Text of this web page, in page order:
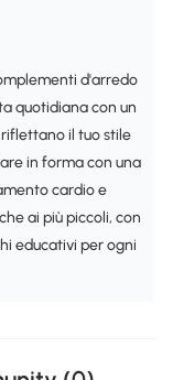
d'arredo
quotidiana con un
il tuo stile
in forma con una
cardio e
ai più piccoli, con
educativi per ogni